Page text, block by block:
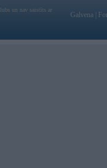
un nav saistīts ar
Galvena